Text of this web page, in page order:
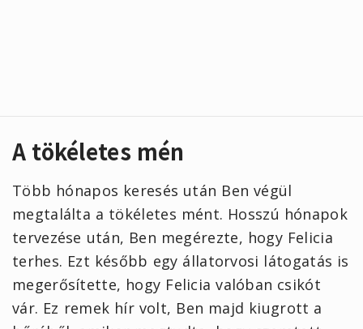
A tökéletes mén
Több hónapos keresés után Ben végül
megtalálta a tökéletes mént. Hosszú hónapok
tervezése után, Ben megérezte, hogy Felicia
terhes. Ezt később egy állatorvosi látogatás is
megerősítette, hogy Felicia valóban csikót
vár. Ez remek hír volt, Ben majd kiugrott a